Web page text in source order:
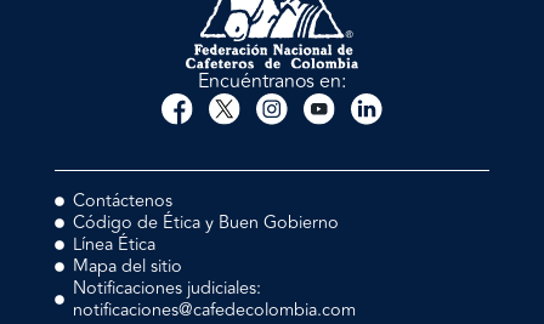
Encuéntranos en:
Contáctenos
Código de Ética y Buen Gobierno
Línea Ética
Mapa del sitio
Notificaciones judiciales:
notificaciones@cafedecolombia.com